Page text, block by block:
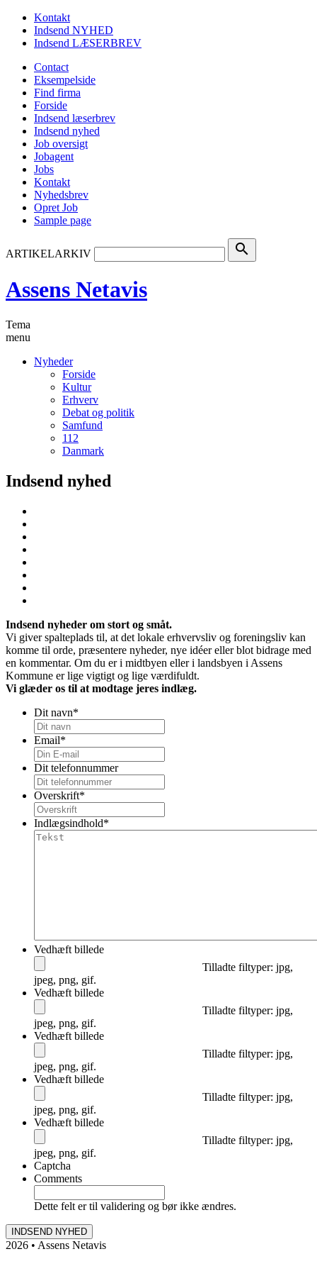
Kontakt
Indsend NYHED
Indsend LÆSERBREV
Contact
Eksempelside
Find firma
Forside
Indsend læserbrev
Indsend nyhed
Job oversigt
Jobagent
Jobs
Kontakt
Nyhedsbrev
Opret Job
Sample page
ARTIKELARKIV search
Assens Netavis
Tema
menu
Nyheder
Forside
Kultur
Erhverv
Debat og politik
Samfund
112
Danmark
Indsend nyhed
Indsend nyheder om stort og småt.
Vi giver spalteplads til, at det lokale erhvervsliv og foreningsliv kan
komme til orde, præsentere nyheder, nye idéer eller blot bidrage med
en kommentar. Om du er i midtbyen eller i landsbyen i Assens
Kommune er lige vigtigt og lige værdifuldt.
Vi glæder os til at modtage jeres indlæg.
Dit navn*
Email*
Dit telefonnummer
Overskrift*
Indlægsindhold*
Vedhæft billede
Tilladte filtyper: jpg,
jpeg, png, gif.
Vedhæft billede
Tilladte filtyper: jpg,
jpeg, png, gif.
Vedhæft billede
Tilladte filtyper: jpg,
jpeg, png, gif.
Vedhæft billede
Tilladte filtyper: jpg,
jpeg, png, gif.
Vedhæft billede
Tilladte filtyper: jpg,
jpeg, png, gif.
Captcha
Comments
Dette felt er til validering og bør ikke ændres.
2026 • Assens Netavis